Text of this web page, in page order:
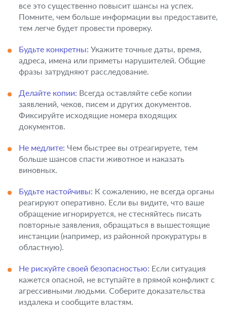
все это существенно повысит шансы на успех.
Помните, чем больше информации вы предоставите,
тем легче будет провести проверку.
Будьте конкретны: Укажите точные даты, время,
адреса, имена или приметы нарушителей. Общие
фразы затрудняют расследование.
Делайте копии: Всегда оставляйте себе копии
заявлений, чеков, писем и других документов.
Фиксируйте исходящие номера входящих
документов.
Не медлите: Чем быстрее вы отреагируете, тем
больше шансов спасти животное и наказать
виновных.
Будьте настойчивы: К сожалению, не всегда органы
реагируют оперативно. Если вы видите, что ваше
обращение игнорируется, не стесняйтесь писать
повторные заявления, обращаться в вышестоящие
инстанции (например, из районной прокуратуры в
областную).
Не рискуйте своей безопасностью: Если ситуация
кажется опасной, не вступайте в прямой конфликт с
агрессивными людьми. Соберите доказательства
издалека и сообщите властям.